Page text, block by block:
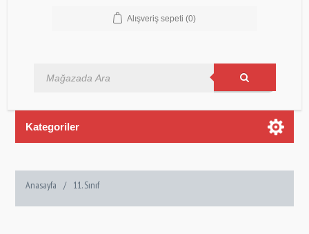
Alışveriş sepeti (0)
Kategoriler
Anasayfa / 11. Sınıf